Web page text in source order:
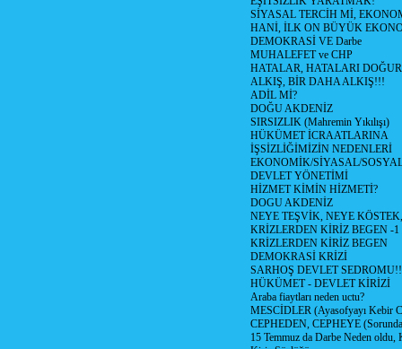
SİYASAL TERCİH Mİ,
HANİ, İLK ON BÜYÜK
DEMOKRASİ VE Darbe
MUHALEFET ve CHP
HATALAR, HATALARI
ALKIŞ, BİR DAHA ALKIŞ!!!
ADİL Mİ?
DOĞU AKDENİZ
SIRSIZLIK (Mahremin Yıkılışı)
HÜKÜMET İCRAATLARINA
İŞSİZLİĞİMİZİN NEDENLERİ
EKONOMİK/SİYASAL/
DEVLET YÖNETİMİ
HİZMET KİMİN HİZMETİ?
DOGU AKDENİZ
NEYE TEŞVİK, NEYE
KRİZLERDEN KİRİZ BEGEN -1
KRİZLERDEN KİRİZ BEGEN
DEMOKRASİ KRİZİ
SARHOŞ DEVLET SEDROMU!!
HÜKÜMET - DEVLET KİRİZİ
Araba fiaytları neden uctu?
MESCİDLER (Ayasofyayı Kebir
CEPHEDEN, CEPHEYE
15 Temmuz da Darbe Neden oldu,